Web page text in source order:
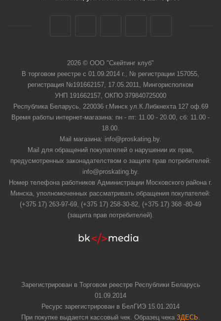
2026 © ООО "Скейтинг клуб"
В торговом реестре с 01.09.2014 г., № регистрации 157055,
регистрация №191662157, 17.05.2011, Мингорисполком
УНП 191662157, ОКПО 379840725000
Республика Беларусь, 220036 г.Минск ул.К.Либкнехта 127 оф.69
Время работы интернет-магазина: пн - пт: 11.00 - 20.00, сб: 11.00 -
18.00.
Mail магазина: info@proskating.by.
Mail для обращений покупателей о нарушении их прав,
предусмотренных законадателством о защите прав потребителей:
info@proskating.by.
Номер телефона работников Администрации Московского района г.
Минска, уполномоченных рассматривать обращения покупателей:
(+375 17) 263-97-69, (+375 17) 258-30-82, (+375 17) 368 -80-49
(защита прав потребителей).
Зарегистрирован в Торговом реестре Республики Беларусь
01.09.2014
Ресурс зарегистрирован в БелГИЭ 15.01.2014
При покупке выдается кассовый чек. Образец чека ЗДЕСЬ